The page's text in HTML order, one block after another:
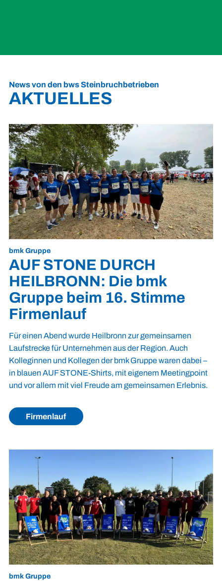
News von den bws Steinbruchbetrieben
AKTUELLES
bmk Gruppe
AUF STONE DURCH
HEILBRONN: Die bmk
Gruppe beim 16. Stimme
Firmenlauf
Für einen Abend wurde Heilbronn zur gemeinsamen
Laufstrecke für Unternehmen aus der Region. Auch
Kolleginnen und Kollegen der bmk Gruppe waren dabei –
in blauen AUF STONE-Shirts, mit eigenem Meetingpoint
und vor allem mit viel Freude am gemeinsamen Erlebnis.
Firmenlauf
bmk Gruppe